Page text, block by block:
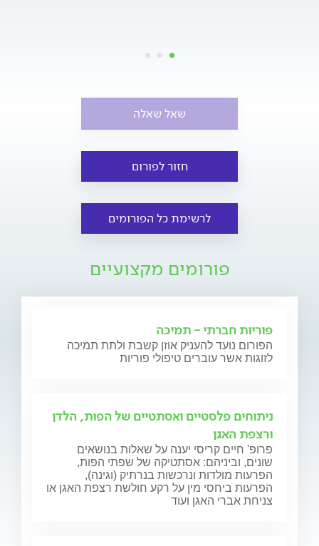
שאל שאלה
חזור לפורום
לרשימת כל הפורומים
פורומים מקצועיים
פוריות חברתי - תמיכה
הפורום נועד להעניק אוזן קשבת ולתת תמיכה
לזוגות אשר עוברים טיפולי פוריות
ניתוחים פלסטיים ואסתטיים של הפות, הלדן
ורצפת האגן
פרופ' חיים קריסי יענה על שאלות בנושאים
שונים, וביניהם: אסתטיקה של שפתי הפות,
הפרעות מולדות ונרכשות בנרתיק (וגינה),
הפרעות ביחסי מין על רקע חולשת רצפת האגן או
צניחת אברי האגן ועוד